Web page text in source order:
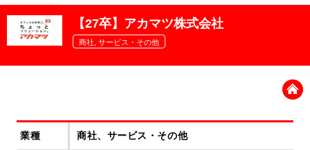
【27卒】アカマツ株式会社
商社, サービス・その他
業種 商社、サービス・その他